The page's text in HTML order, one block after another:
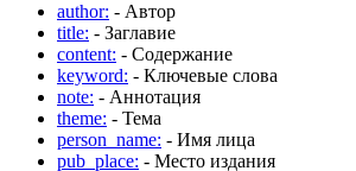
author: - Автор
title: - Заглавие
content: - Содержание
keyword: - Ключевые слова
note: - Аннотация
theme: - Тема
person_name: - Имя лица
pub_place: - Место издания